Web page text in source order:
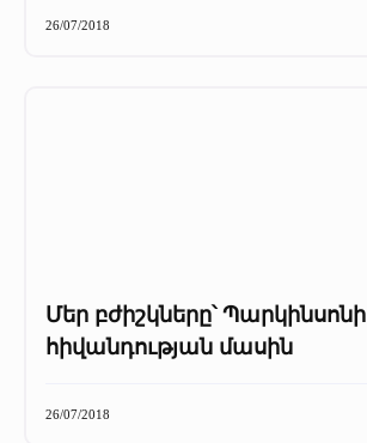
26/07/2018
Մեր բժիշկները՝ Պարկինսոնի
հիվանդության մասին
26/07/2018